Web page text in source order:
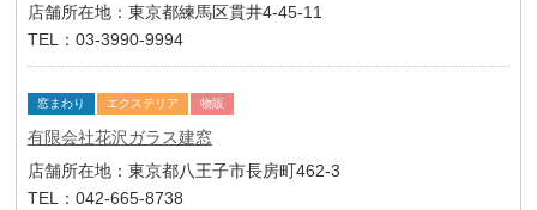
店舗所在地：東京都練馬区貫井4-45-11
TEL：03-3990-9994
窓まわり エクステリア 物販
有限会社花沢ガラス建窓
店舗所在地：東京都八王子市長房町462-3
TEL：042-665-8738